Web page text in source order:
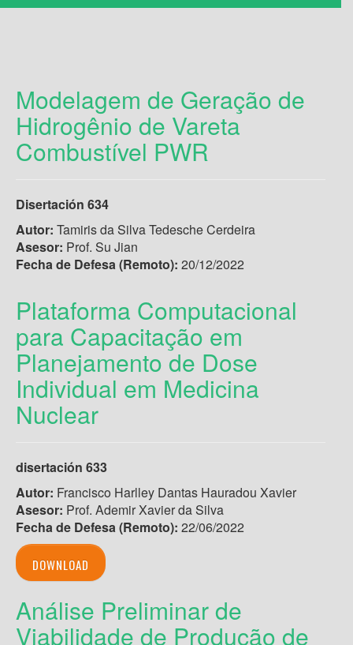
Modelagem de Geração de
Hidrogênio de Vareta
Combustível PWR
Disertación 634
Autor: Tamiris da Silva Tedesche Cerdeira
Asesor: Prof. Su Jian
Fecha de Defesa (Remoto): 20/12/2022
Plataforma Computacional
para Capacitação em
Planejamento de Dose
Individual em Medicina
Nuclear
disertación 633
Autor: Francisco Harlley Dantas Hauradou Xavier
Asesor: Prof. Ademir Xavier da Silva
Fecha de Defesa (Remoto): 22/06/2022
DOWNLOAD
Análise Preliminar de
Viabilidade de Produção de